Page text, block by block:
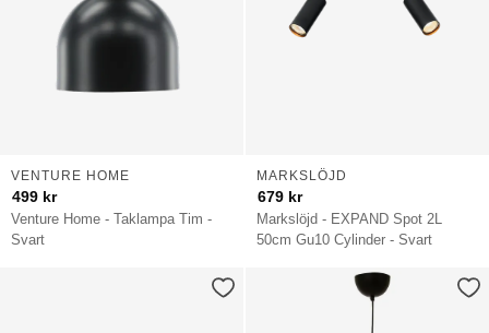
Venture Home - Taklampa Tim -
Svart
VENTURE HOME
499 kr
Markslöjd - EXPAND Spot 2L
50cm Gu10 Cylinder - Svart
MARKSLÖJD
679 kr